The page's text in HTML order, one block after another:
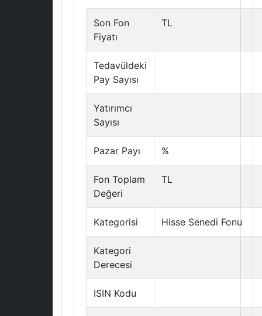
Son Fon
Fiyatı
TL
Tedavüldeki
Pay Sayısı
Yatırımcı
Sayısı
Pazar Payı %
Fon Toplam
Değeri
TL
Kategorisi Hisse Senedi Fonu
Kategori
Derecesi
ISIN Kodu